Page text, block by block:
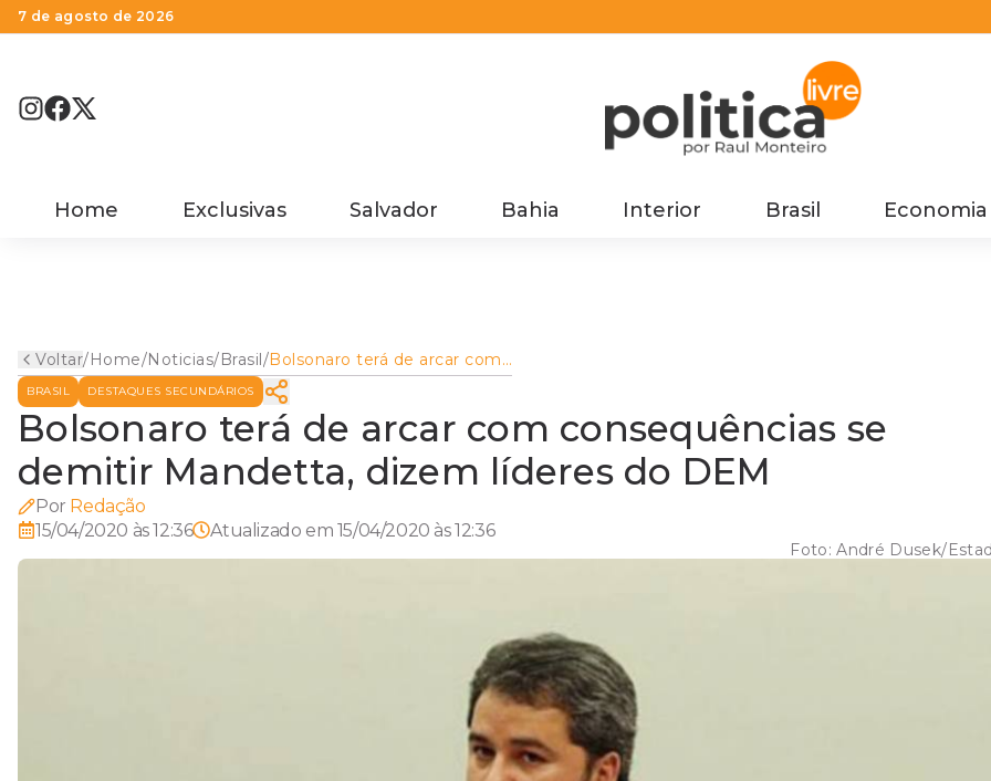
7 de agosto de 2026
Home Exclusivas Salvador Bahia Interior Brasil Economia
Voltar/Home/Noticias/Brasil/Bolsonaro terá de arcar com
consequências se demitir
Mandetta, dizem líderes do
DEM
BRASIL DESTAQUES SECUNDÁRIOS
Bolsonaro terá de arcar com consequências se
demitir Mandetta, dizem líderes do DEM
Por Redação
15/04/2020 às 12:36
Atualizado em 15/04/2020 às 12:36
Foto:André Dusek/